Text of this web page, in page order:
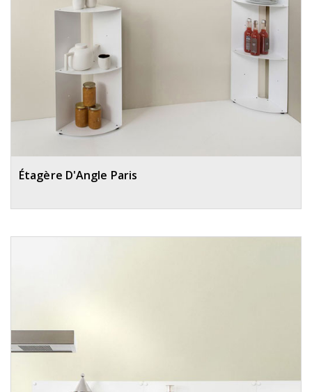
Étagère D'Angle Paris